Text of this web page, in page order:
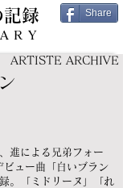
記録 Share
進による兄弟フォー
ュー曲「白いブラン
。「ミドリーヌ」「れ
ARTISTE ARCHIVE